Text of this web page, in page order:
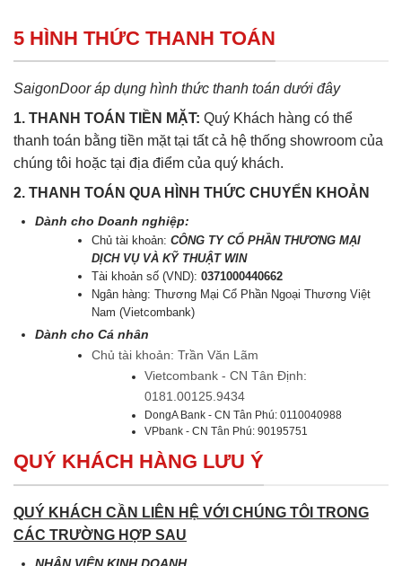
5 HÌNH THỨC THANH TOÁN
SaigonDoor áp dụng hình thức thanh toán dưới đây
1. THANH TOÁN TIỀN MẶT: Quý Khách hàng có thể
thanh toán bằng tiền mặt tại tất cả hệ thống showroom của
chúng tôi hoặc tại địa điểm của quý khách.
2. THANH TOÁN QUA HÌNH THỨC CHUYỂN KHOẢN
Dành cho Doanh nghiệp:
Chủ tài khoản:CÔNG TY CỔ PHẦN THƯƠNG MẠI
DỊCH VỤ VÀ KỸ THUẬT WIN
Tài khoản số (VND):0371000440662
Ngân hàng: Thương Mại Cổ Phần Ngoại Thương Việt
Nam (Vietcombank)
Dành cho Cá nhân
Chủ tài khoản: Trần Văn Lãm
Vietcombank - CN Tân Định:
0181.00125.9434
DongA Bank - CN Tân Phú: 0110040988
VPbank - CN Tân Phú: 90195751
QUÝ KHÁCH HÀNG LƯU Ý
QUÝ KHÁCH CẦN LIÊN HỆ VỚI CHÚNG TÔI TRONG
CÁC TRƯỜNG HỢP SAU